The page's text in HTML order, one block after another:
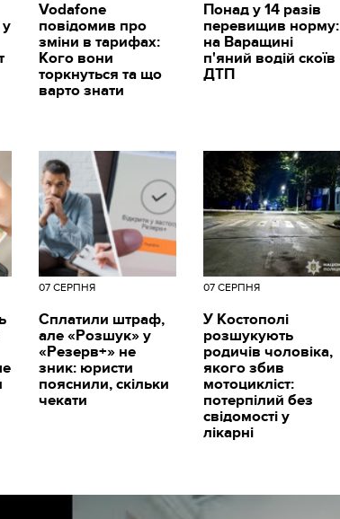
Vodafone
повідомив про
зміни в тарифах:
Кого вони
торкнуться та що
варто знати
Понад у 14 разів
перевищив норму:
на Варащині
п'яний водій скоїв
ДТП
07 СЕРПНЯ
Сплатили штраф,
але «Розшук» у
«Резерв+» не
зник: юристи
пояснили, скільки
чекати
07 СЕРПНЯ
У Костополі
розшукують
родичів чоловіка,
якого збив
мотоцикліст:
потерпілий без
свідомості у
лікарні